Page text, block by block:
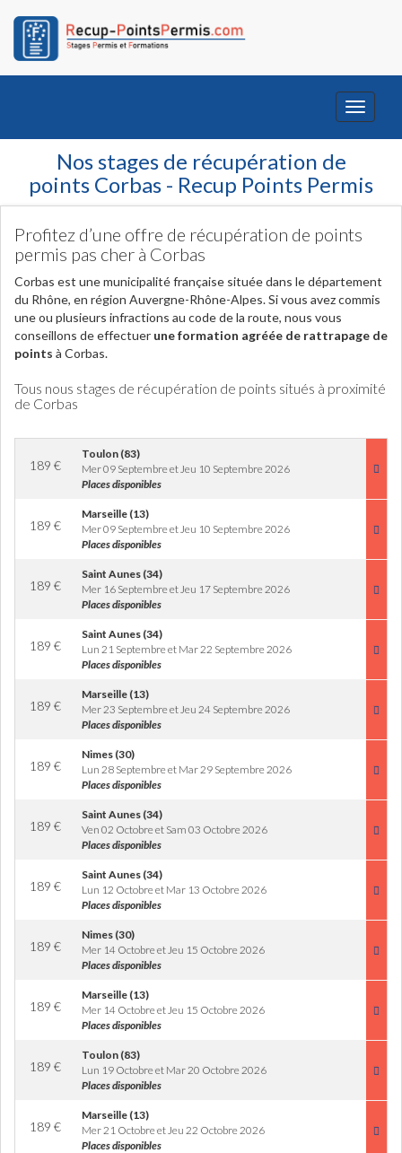
Toggle
Nos stages de récupération de
points Corbas - Recup Points Permis
Profitez d’une offre de récupération de points
permis pas cher à Corbas
Corbas est une municipalité française située dans le département
du Rhône, en région Auvergne-Rhône-Alpes. Si vous avez commis
une ou plusieurs infractions au code de la route, nous vous
conseillons de effectuer une formation agréée de rattrapage de
points à Corbas.
Tous nous stages de récupération de points situés à proximité
de Corbas
189 €
Toulon (83)
Mer 09 Septembre et Jeu 10 Septembre 2026
Places disponibles
189 €
Marseille (13)
Mer 09 Septembre et Jeu 10 Septembre 2026
Places disponibles
189 €
Saint Aunes (34)
Mer 16 Septembre et Jeu 17 Septembre 2026
Places disponibles
189 €
Saint Aunes (34)
Lun 21 Septembre et Mar 22 Septembre 2026
Places disponibles
189 €
Marseille (13)
Mer 23 Septembre et Jeu 24 Septembre 2026
Places disponibles
189 €
Nimes (30)
Lun 28 Septembre et Mar 29 Septembre 2026
Places disponibles
189 €
Saint Aunes (34)
Ven 02 Octobre et Sam 03 Octobre 2026
Places disponibles
189 €
Saint Aunes (34)
Lun 12 Octobre et Mar 13 Octobre 2026
Places disponibles
189 €
Nimes (30)
Mer 14 Octobre et Jeu 15 Octobre 2026
Places disponibles
189 €
Marseille (13)
Mer 14 Octobre et Jeu 15 Octobre 2026
Places disponibles
189 €
Toulon (83)
Lun 19 Octobre et Mar 20 Octobre 2026
Places disponibles
189 €
Marseille (13)
Mer 21 Octobre et Jeu 22 Octobre 2026
Places disponibles